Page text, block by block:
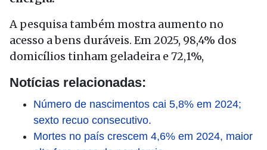
A pesquisa também mostra aumento no
acesso a bens duráveis. Em 2025, 98,4% dos
domicílios tinham geladeira e 72,1%,
Notícias relacionadas:
Número de nascimentos cai 5,8% em 2024;
sexto recuo consecutivo.
Mortes no país crescem 4,6% em 2024, maior